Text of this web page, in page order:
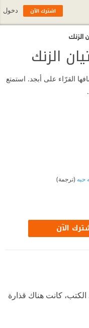
الزنك
الزنك
القرّاء على أبجد. استمتع
حبه (ترجمة)
الآن
كانت هناك قذارة
اشترك الآن دخول